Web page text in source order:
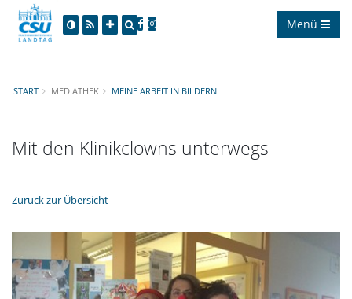
Menü
START MEDIATHEK MEINE ARBEIT IN BILDERN
Mit den Klinikclowns unterwegs
Zurück zur Übersicht